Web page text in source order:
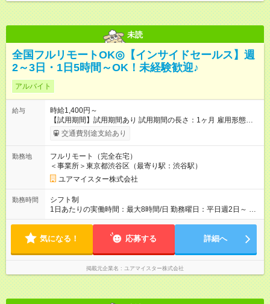
未読
全国フルリモートOK◎【インサイドセールス】週
2～3日・1日5時間～OK！未経験歓迎♪
アルバイト
給与
時給1,400円～
【試用期間】試用期間あり 試用期間の長さ：1ヶ月 雇用形態、
給与は本採用時と同じです。
交通費別途支給あり
勤務地
フルリモート（完全在宅）
＜事業所＞東京都渋谷区（最寄り駅：渋谷駅）
ユアマイスター株式会社
勤務時間
シフト制
1日あたりの実働時間：最大8時間/日 勤務曜日：平日週2日～ 勤
務時間：9:00～18:00の間で5時間～ご勤務いただける方 柔軟に
気になる！ 応募する 詳細へ
掲載元企業名 ユアマイスター株式会社